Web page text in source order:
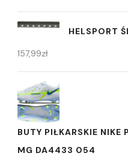
HELSPORT
157,99zł
BUTY PIŁKARSKIE
MG DA4433 054